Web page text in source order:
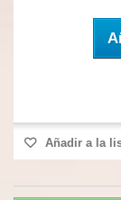
Añadir a la